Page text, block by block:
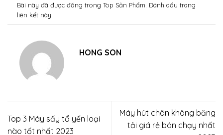
Bài này đã được đăng trongTop Sản Phẩm . Đánh dấu trang
liên kết này .
HONG SON
Top 3 Máy sấy tổ yến loại
nào tốt nhất 2023
Máy hút chân không băng
tải giá rẻ bán chạy nhất